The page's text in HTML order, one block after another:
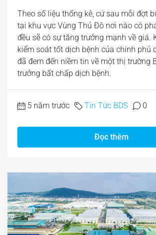
Theo số liệu thống kê, cứ sau mỗi đợt
tại khu vực Vùng Thủ Đô nơi nào có
đều sẽ có sự tăng trưởng mạnh về giá.
kiểm soát tốt dịch bệnh của chính phủ
đã đem đến niềm tin về một thị trường
trưởng bất chấp dịch bệnh.
5 năm trước Tin Tức BDS 0
Đọc thêm